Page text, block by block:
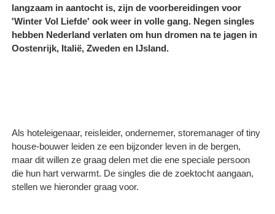
langzaam in aantocht is, zijn de voorbereidingen voor
'Winter Vol Liefde' ook weer in volle gang. Negen singles
hebben Nederland verlaten om hun dromen na te jagen in
Oostenrijk, Italië, Zweden en IJsland.
Als hoteleigenaar, reisleider, ondernemer, storemanager of tiny
house-bouwer leiden ze een bijzonder leven in de bergen,
maar dit willen ze graag delen met die ene speciale persoon
die hun hart verwarmt. De singles die de zoektocht aangaan,
stellen we hieronder graag voor.